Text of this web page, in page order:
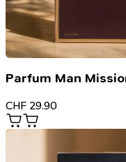
Parfum Man
CHF 29.90